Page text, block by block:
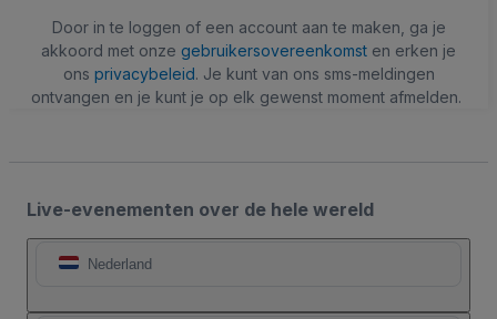
Door in te loggen of een account aan te maken, ga je
akkoord met onze gebruikersovereenkomst en erken je
ons privacybeleid. Je kunt van ons sms-meldingen
ontvangen en je kunt je op elk gewenst moment afmelden.
Live-evenementen over de hele wereld
Nederland